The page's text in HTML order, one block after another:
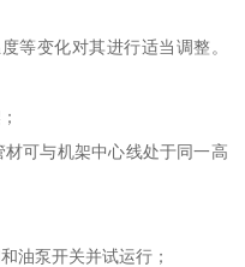
等变化对其进行适当调整。
可与机架中心线处于同一高
油泵开关并试运行；